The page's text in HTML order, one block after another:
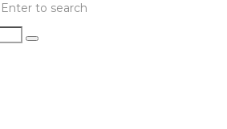
to search